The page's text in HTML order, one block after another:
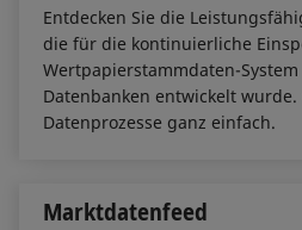
Entdecken Sie die
die für die kontinuierliche
Wertpapierstammdaten-
Datenbanken entwickelt
Datenprozesse ganz einfach.
Marktdatenfeed